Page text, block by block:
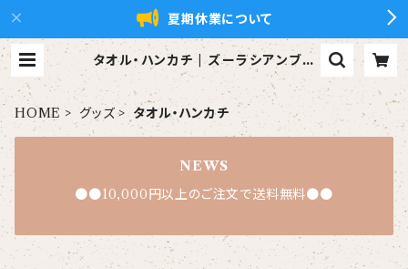
夏期休業について
タオル・ハンカチ | ズーラシアンブラ
ス【xZBt】公式ショップ
HOME グッズ タオル・ハンカチ
NEWS
●●10,000円以上のご注文で送料無料●●